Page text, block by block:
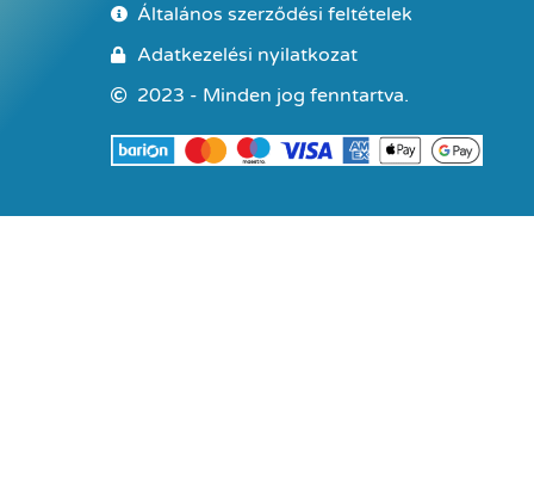
Általános szerződési feltételek
Adatkezelési nyilatkozat
2023 - Minden jog fenntartva.